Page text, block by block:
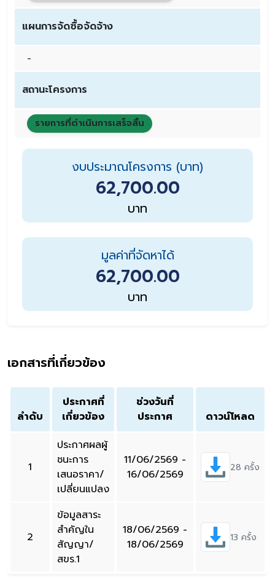
แผนการจัดซื้อจัดจ้าง
-
สถานะโครงการ
รายการที่ดำเนินการเสร็จสิ้น
งบประมาณโครงการ (บาท)
62,700.00
บาท
มูลค่าที่จัดหาได้
62,700.00
บาท
เอกสารที่เกี่ยวข้อง
ลำดับ
ประกาศที่
เกี่ยวข้อง
ช่วงวันที่
ประกาศ
ดาวน์โหลด
1
ประกาศผลผู้
ชนะการ
เสนอราคา/
เปลี่ยนแปลง
11/06/2569 -
16/06/2569
28 ครั้ง
2
ข้อมูลสาระ
สำคัญใน
สัญญา/
สขร.1
18/06/2569 -
18/06/2569
13 ครั้ง